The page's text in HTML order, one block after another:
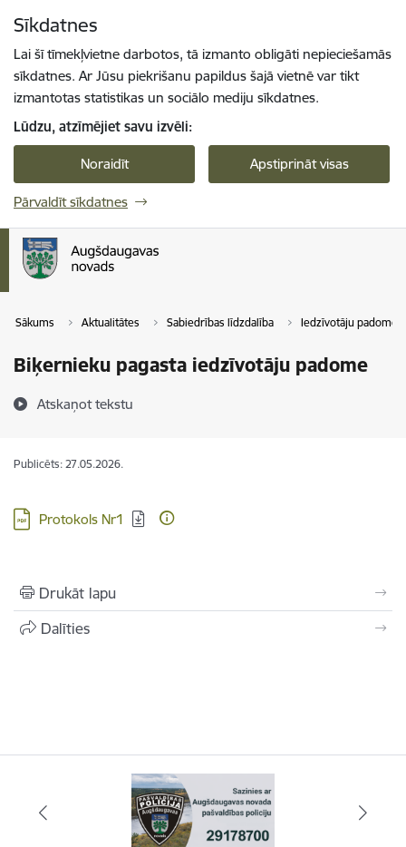
Sīkdatnes
Lai šī tīmekļvietne darbotos, tā izmanto obligāti nepieciešamās
sīkdatnes. Ar Jūsu piekrišanu papildus šajā vietnē var tikt
izmantotas statistikas un sociālo mediju sīkdatnes.
Lūdzu, atzīmējiet savu izvēli:
Noraidīt Apstiprināt visas
Pārvaldīt sīkdatnes
Sākums Aktualitātes Sabiedrības līdzdalība Iedzīvotāju padomes
Biķernieku pagasta iedzīvotāju padome
Atskaņot tekstu
Publicēts: 27.05.2026.
Lejupielādēt:
Protokols Nr1
Drukāt lapu
Dalīties